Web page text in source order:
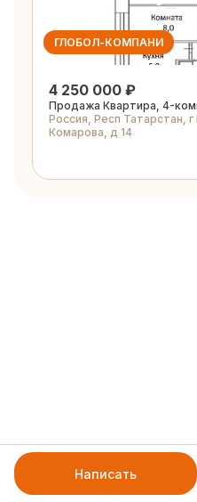
Написать
ГЛОБОЛ-КОМПАНИ
4 250 000 ₽
Продажа Квартира, 4-
Россия, Респ Татарстан,
Комарова, д 14